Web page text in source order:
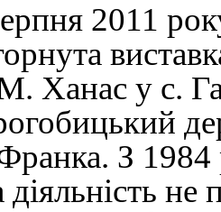
2011
Ханас у с.
Франка. З
не